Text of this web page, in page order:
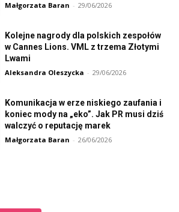
Małgorzata Baran - 29/06/2026
Kolejne nagrody dla polskich zespołów
w Cannes Lions. VML z trzema Złotymi
Lwami
Aleksandra Oleszycka - 29/06/2026
Komunikacja w erze niskiego zaufania i
koniec mody na „eko”. Jak PR musi dziś
walczyć o reputację marek
Małgorzata Baran - 26/06/2026